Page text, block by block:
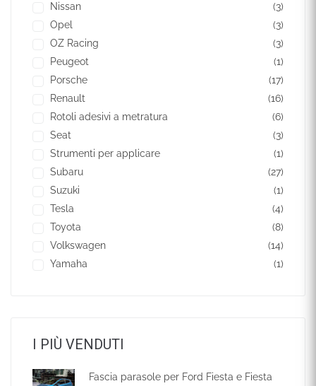
Nissan
(3)
Opel
(3)
OZ Racing
(3)
Peugeot
(1)
Porsche
(17)
Renault
(16)
Rotoli adesivi a metratura
(6)
Seat
(3)
Strumenti per applicare
(1)
Subaru
(27)
Suzuki
(1)
Tesla
(4)
Toyota
(8)
Volkswagen
(14)
Yamaha
(1)
I PIÙ VENDUTI
Fascia parasole per Ford Fiesta e Fiesta